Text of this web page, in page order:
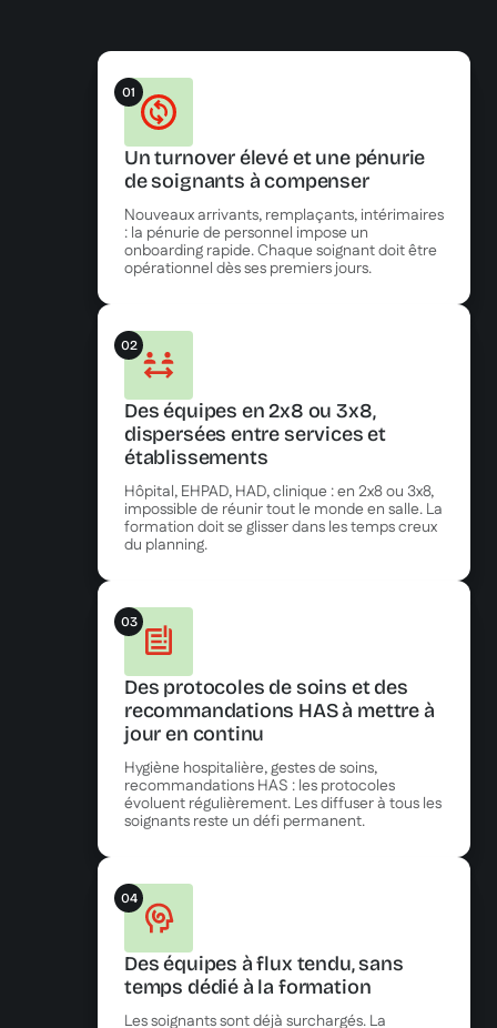
01
Un turnover élevé et une pénurie
de soignants à compenser
Nouveaux arrivants, remplaçants, intérimaires
: la pénurie de personnel impose un
onboarding rapide. Chaque soignant doit être
opérationnel dès ses premiers jours.
02
Des équipes en 2x8 ou 3x8,
dispersées entre services et
établissements
Hôpital, EHPAD, HAD, clinique : en 2x8 ou 3x8,
impossible de réunir tout le monde en salle. La
formation doit se glisser dans les temps creux
du planning.
03
Des protocoles de soins et des
recommandations HAS à mettre à
jour en continu
Hygiène hospitalière, gestes de soins,
recommandations HAS : les protocoles
évoluent régulièrement. Les diffuser à tous les
soignants reste un défi permanent.
04
Des équipes à flux tendu, sans
temps dédié à la formation
Les soignants sont déjà surchargés. La